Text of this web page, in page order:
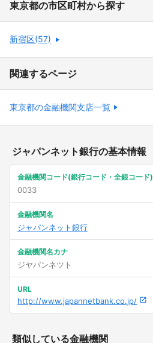
東京都の市区町村から探す
新宿区(57)
関連するページ
東京都の金融機関支店一覧
ジャパンネット銀行の基本情報
金融機関コード(銀行コード・全銀コード)
0033
金融機関名
ジャパンネット銀行
金融機関名カナ
ジヤパンネツト
URL
http://www.japannetbank.co.jp/
類似している金融機関